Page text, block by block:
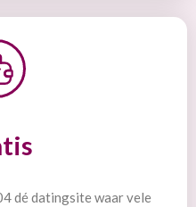
dé datingsite waar vele